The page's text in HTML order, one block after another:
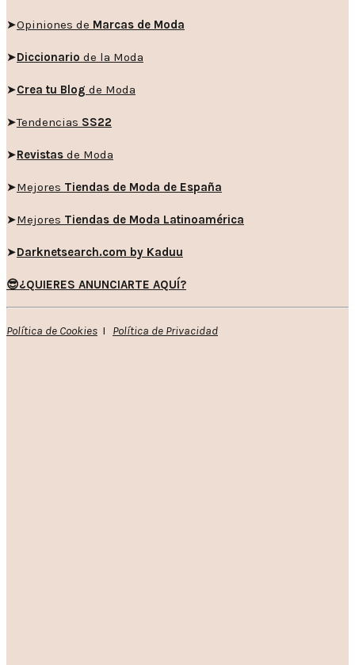
➤Opiniones de Marcas de Moda
➤Diccionario de la Moda
➤Crea tu Blog de Moda
➤Tendencias SS22
➤Revistas de Moda
➤Mejores Tiendas de Moda de España
➤Mejores Tiendas de Moda Latinoamérica
➤Darknetsearch.com by Kaduu
😎¿QUIERES ANUNCIARTE AQUÍ?
Política de Cookies I Política de Privacidad